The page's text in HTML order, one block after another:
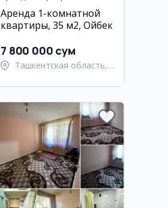
Аренда 1-комнатной
квартиры, 35 м2, Ойбек
7 800 000 сум
Ташкентская область,